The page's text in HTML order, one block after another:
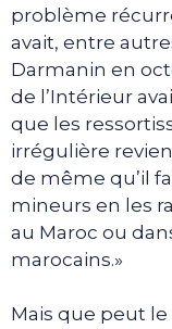
problème
avait, entre
Darmanin en
de l’Intérieur
que les
irrégulière
de même qu’il
mineurs en les
au Maroc ou
marocains.»
Mais que peut